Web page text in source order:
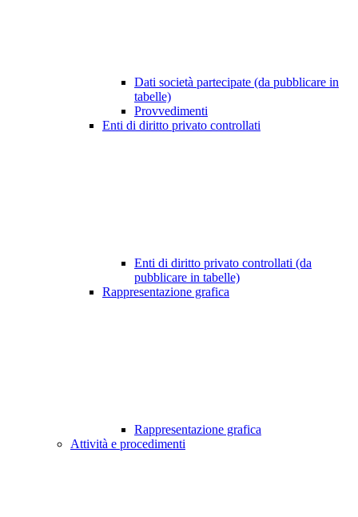
Dati società partecipate (da pubblicare in
tabelle)
Provvedimenti
Enti di diritto privato controllati
Enti di diritto privato controllati (da
pubblicare in tabelle)
Rappresentazione grafica
Rappresentazione grafica
Attività e procedimenti